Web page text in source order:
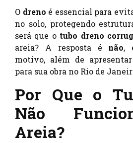
O dreno é essencial para
no solo, protegendo
será que o tubo dreno
areia? A resposta é não,
motivo, além de
para sua obra no Rio de
Por Que o
Não
Areia?